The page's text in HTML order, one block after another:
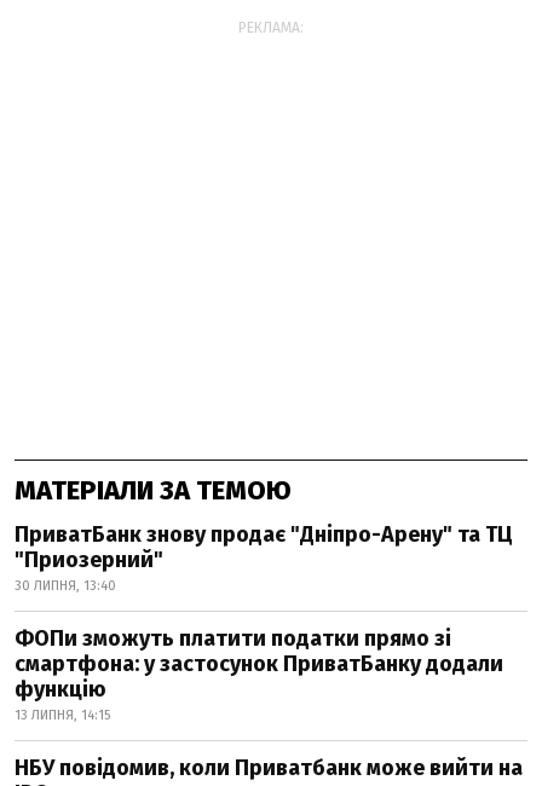
РЕКЛАМА:
МАТЕРІАЛИ ЗА ТЕМОЮ
ПриватБанк знову продає "Дніпро-Арену" та ТЦ
"Приозерний"
30 ЛИПНЯ, 13:40
ФОПи зможуть платити податки прямо зі
смартфона: у застосунок ПриватБанку додали
функцію
13 ЛИПНЯ, 14:15
НБУ повідомив, коли Приватбанк може вийти на